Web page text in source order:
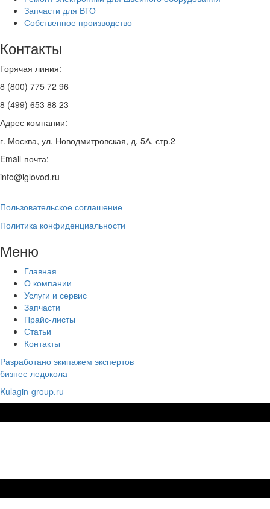
Запчасти для ВТО
Собственное производство
Контакты
Горячая линия:
8 (800) 775 72 96
8 (499) 653 88 23
Адрес компании:
г. Москва, ул. Новодмитровская, д. 5А, стр.2
Email-почта:
info@iglovod.ru
Пользовательское соглашение
Политика конфиденциальности
Меню
Главная
О компании
Услуги и сервис
Запчасти
Прайс-листы
Статьи
Контакты
Разработано экипажем экспертов
бизнес-ледокола
Kulagin-group.ru